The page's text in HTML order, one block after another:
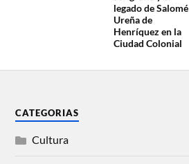
legado de Salomé
Ureña de
Henríquez en la
Ciudad Colonial
CATEGORIAS
Cultura